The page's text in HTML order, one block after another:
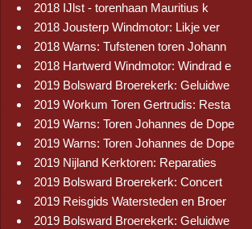
2018 IJlst - torenhaan Mauritius k
2018 Jousterp Windmotor: Likje ver
2018 Warns: Tufstenen toren Johann
2018 Hartwerd Windmotor: Windrad e
2019 Bolsward Broerekerk: Geluidwe
2019 Workum Toren Gertrudis: Resta
2019 Warns: Toren Johannes de Dope
2019 Warns: Toren Johannes de Dope
2019 Nijland Kerktoren: Reparaties
2019 Bolsward Broerekerk: Concert
2019 Reisgids Watersteden en Broer
2019 Bolsward Broerekerk: Geluidwe